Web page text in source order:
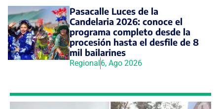
Pasacalle Luces de la
Candelaria 2026: conoce el
programa completo desde la
procesión hasta el desfile de 8
mil bailarines
Regional6, Ago 2026